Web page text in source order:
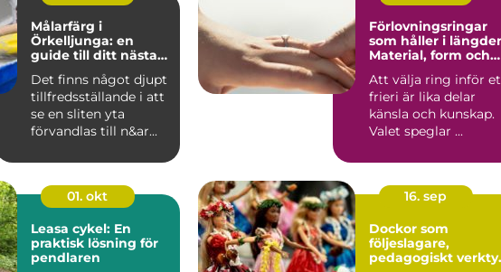
Målarfärg i
Örkelljunga: en
guide till ditt nästa
Det finns något djupt
tillfredsställande i att
se en sliten yta
förvandlas till n&ar...
Förlovningsringar
som håller i
Material, form och
Att välja ring inför
frieri är lika delar
känsla och kunskap.
Valet speglar ...
01. okt
Leasa cykel: En
praktisk lösning för
pendlaren
16. sep
Dockor som
följeslagare,
pedagogiskt